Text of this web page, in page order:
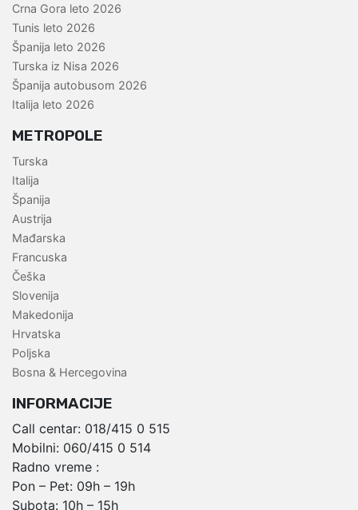
Crna Gora leto 2026
Tunis leto 2026
Španija leto 2026
Turska iz Nisa 2026
Španija autobusom 2026
Italija leto 2026
METROPOLE
Turska
Italija
Španija
Austrija
Mađarska
Francuska
Češka
Slovenija
Makedonija
Hrvatska
Poljska
Bosna & Hercegovina
INFORMACIJE
Call centar: 018/415 0 515
Mobilni: 060/415 0 514
Radno vreme :
Pon – Pet: 09h – 19h
Subota: 10h – 15h